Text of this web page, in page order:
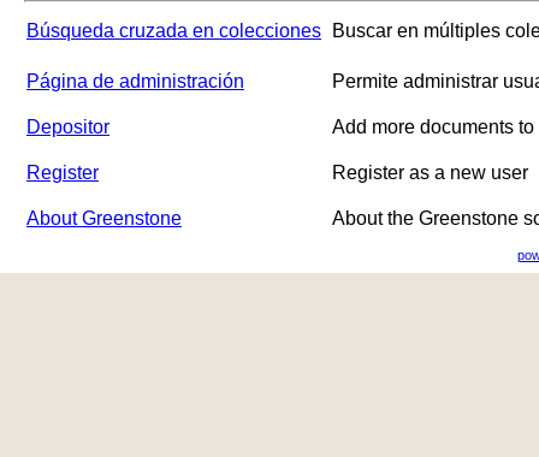
Búsqueda cruzada en colecciones Buscar en múltiples
Página de administración Permite administrar
Depositor Add more documents
Register Register as a new user
About Greenstone About the Greenstone